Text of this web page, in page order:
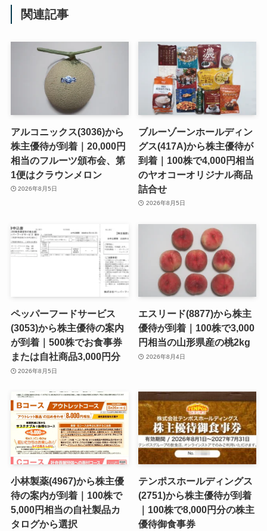
関連記事
アルコニックス(3036)から
株主優待が到着｜20,000円
相当のフルーツ頒布会、第
1便はクラウンメロン
2026年8月5日
ブルーゾーンホールディン
グス(417A)から株主優待が
到着｜100株で4,000円相当
のヤオコーオリジナル商品
詰合せ
2026年8月5日
ペッパーフードサービス
(3053)から株主優待の案内
が到着｜500株でお食事券
または自社商品3,000円分
2026年8月5日
エスリード(8877)から株主
優待が到着｜100株で3,000
円相当の山形県産の桃2kg
2026年8月4日
小林製薬(4967)から株主優
待の案内が到着｜100株で
5,000円相当の自社製品カ
タログから選択
テンポスホールディングス
(2751)から株主優待が到着
｜100株で8,000円分の株主
優待御食事券